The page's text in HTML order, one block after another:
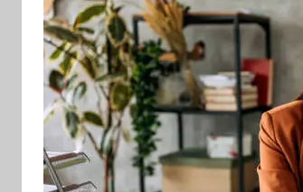
Фрейда,
Цветкова,
Русскому